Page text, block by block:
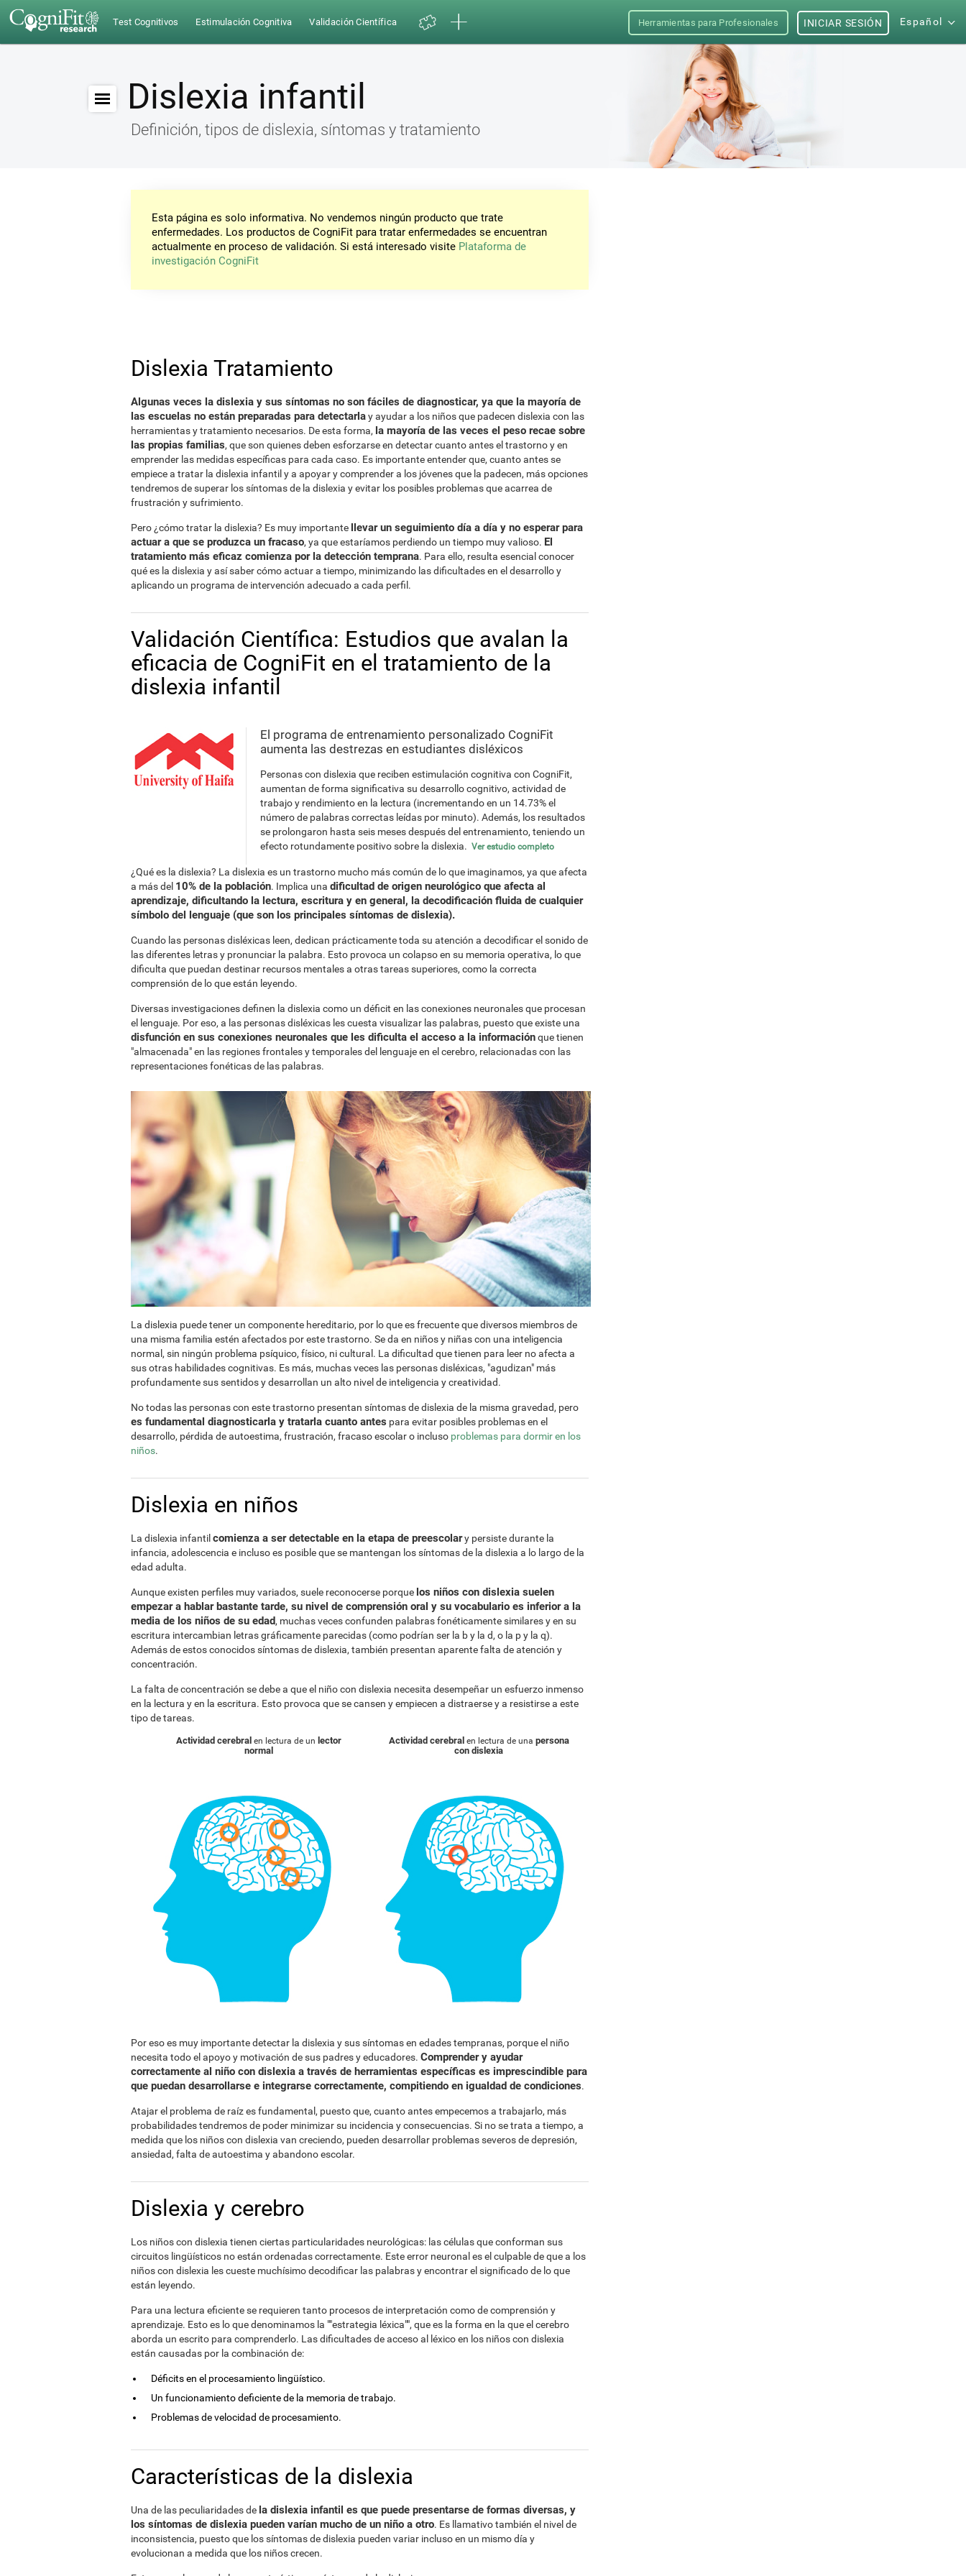
Test Cognitivos Estimulación Cognitiva Validación Científica Herramientas para Profesionales Español
INICIAR SESIÓN
Dislexia infantil
Definición, tipos de dislexia, síntomas y tratamiento
Esta página es solo informativa. No vendemos ningún producto que trate
enfermedades. Los productos de CogniFit para tratar enfermedades se encuentran
actualmente en proceso de validación. Si está interesado visite Plataforma de
investigación CogniFit
Dislexia Tratamiento
Algunas veces la dislexia y sus síntomas no son fáciles de diagnosticar, ya que la mayoría de
las escuelas no están preparadas para detectarlay ayudar a los niños que padecen dislexia con las
herramientas y tratamiento necesarios. De esta forma, la mayoría de las veces el peso recae sobre
las propias familias, que son quienes deben esforzarse en detectar cuanto antes el trastorno y en
emprender las medidas específicas para cada caso. Es importante entender que, cuanto antes se
empiece a tratar la dislexia infantil y a apoyar y comprender a los jóvenes que la padecen, más opciones
tendremos de superar los síntomas de la dislexia y evitar los posibles problemas que acarrea de
frustración y sufrimiento.
Pero ¿cómo tratar la dislexia? Es muy importante llevar un seguimiento día a día y no esperar para
actuar a que se produzca un fracaso, ya que estaríamos perdiendo un tiempo muy valioso. El
tratamiento más eficaz comienza por la detección temprana. Para ello, resulta esencial conocer
qué es la dislexia y así saber cómo actuar a tiempo, minimizando las dificultades en el desarrollo y
aplicando un programa de intervención adecuado a cada perfil.
Validación Científica: Estudios que avalan la
eficacia de CogniFit en el tratamiento de la
dislexia infantil
El programa de entrenamiento personalizado CogniFit
aumenta las destrezas en estudiantes disléxicos
Personas con dislexia que reciben estimulación cognitiva con CogniFit,
aumentan de forma significativa su desarrollo cognitivo, actividad de
trabajo y rendimiento en la lectura (incrementando en un 14.73% el
número de palabras correctas leídas por minuto). Además, los resultados
se prolongaron hasta seis meses después del entrenamiento, teniendo un
efecto rotundamente positivo sobre la dislexia. Ver estudio completo
¿Qué es la dislexia? La dislexia es un trastorno mucho más común de lo que imaginamos, ya que afecta
a más del 10% de la población. Implica una dificultad de origen neurológico que afecta al
aprendizaje, dificultando la lectura, escritura y en general, la decodificación fluida de cualquier
símbolo del lenguaje (que son los principales síntomas de dislexia).
Cuando las personas disléxicas leen, dedican prácticamente toda su atención a decodificar el sonido de
las diferentes letras y pronunciar la palabra. Esto provoca un colapso en su memoria operativa, lo que
dificulta que puedan destinar recursos mentales a otras tareas superiores, como la correcta
comprensión de lo que están leyendo.
Diversas investigaciones definen la dislexia como un déficit en las conexiones neuronales que procesan
el lenguaje. Por eso, a las personas disléxicas les cuesta visualizar las palabras, puesto que existe una
disfunción en sus conexiones neuronales que les dificulta el acceso a la informaciónque tienen
"almacenada" en las regiones frontales y temporales del lenguaje en el cerebro, relacionadas con las
representaciones fonéticas de las palabras.
La dislexia puede tener un componente hereditario, por lo que es frecuente que diversos miembros de
una misma familia estén afectados por este trastorno. Se da en niños y niñas con una inteligencia
normal, sin ningún problema psíquico, físico, ni cultural. La dificultad que tienen para leer no afecta a
sus otras habilidades cognitivas. Es más, muchas veces las personas disléxicas, "agudizan" más
profundamente sus sentidos y desarrollan un alto nivel de inteligencia y creatividad.
No todas las personas con este trastorno presentan síntomas de dislexia de la misma gravedad, pero
es fundamental diagnosticarla y tratarla cuanto antes para evitar posibles problemas en el
desarrollo, pérdida de autoestima, frustración, fracaso escolar o incluso problemas para dormir en los
niños.
Dislexia en niños
La dislexia infantil comienza a ser detectable en la etapa de preescolary persiste durante la
infancia, adolescencia e incluso es posible que se mantengan los síntomas de la dislexia a lo largo de la
edad adulta.
Aunque existen perfiles muy variados, suele reconocerse porque los niños con dislexia suelen
empezar a hablar bastante tarde, su nivel de comprensión oral y su vocabulario es inferior a la
media de los niños de su edad, muchas veces confunden palabras fonéticamente similares y en su
escritura intercambian letras gráficamente parecidas (como podrían ser la b y la d, o la p y la q).
Además de estos conocidos síntomas de dislexia, también presentan aparente falta de atención y
concentración.
La falta de concentración se debe a que el niño con dislexia necesita desempeñar un esfuerzo inmenso
en la lectura y en la escritura. Esto provoca que se cansen y empiecen a distraerse y a resistirse a este
tipo de tareas.
Actividad cerebral en lectura de un lector
normal
Actividad cerebral en lectura de una persona
con dislexia
Por eso es muy importante detectar la dislexia y sus síntomas en edades tempranas, porque el niño
necesita todo el apoyo y motivación de sus padres y educadores. Comprender y ayudar
correctamente al niño con dislexia a través de herramientas específicas es imprescindible para
que puedan desarrollarse e integrarse correctamente, compitiendo en igualdad de condiciones.
Atajar el problema de raíz es fundamental, puesto que, cuanto antes empecemos a trabajarlo, más
probabilidades tendremos de poder minimizar su incidencia y consecuencias. Si no se trata a tiempo, a
medida que los niños con dislexia van creciendo, pueden desarrollar problemas severos de depresión,
ansiedad, falta de autoestima y abandono escolar.
Dislexia y cerebro
Los niños con dislexia tienen ciertas particularidades neurológicas: las células que conforman sus
circuitos lingüísticos no están ordenadas correctamente. Este error neuronal es el culpable de que a los
niños con dislexia les cueste muchísimo decodificar las palabras y encontrar el significado de lo que
están leyendo.
Para una lectura eficiente se requieren tanto procesos de interpretación como de comprensión y
aprendizaje. Esto es lo que denominamos la ""estrategia léxica"", que es la forma en la que el cerebro
aborda un escrito para comprenderlo. Las dificultades de acceso al léxico en los niños con dislexia
están causadas por la combinación de:
Déficits en el procesamiento lingüístico.
Un funcionamiento deficiente de la memoria de trabajo.
Problemas de velocidad de procesamiento.
Características de la dislexia
Una de las peculiaridades de la dislexia infantil es que puede presentarse de formas diversas, y
los síntomas de dislexia pueden varían mucho de un niño a otro. Es llamativo también el nivel de
inconsistencia, puesto que los síntomas de dislexia pueden variar incluso en un mismo día y
evolucionan a medida que los niños crecen.